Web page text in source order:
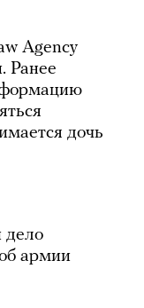
Agency
Ранее
дочь
дело
армии